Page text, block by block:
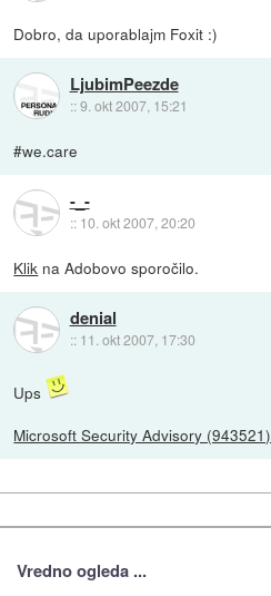
Dobro, da uporablajm Foxit :)
LjubimPeezde
::9. okt 2007, 15:21
#we.care
-_-
:: 10. okt 2007, 20:20
Klik na Adobovo sporočilo.
denial
:: 11. okt 2007, 17:30
Ups
Microsoft Security Advisory (943521)
Vredno ogleda ...